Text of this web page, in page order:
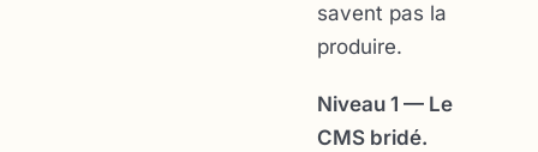
savent pas la
produire.
Niveau 1 — Le
CMS bridé.